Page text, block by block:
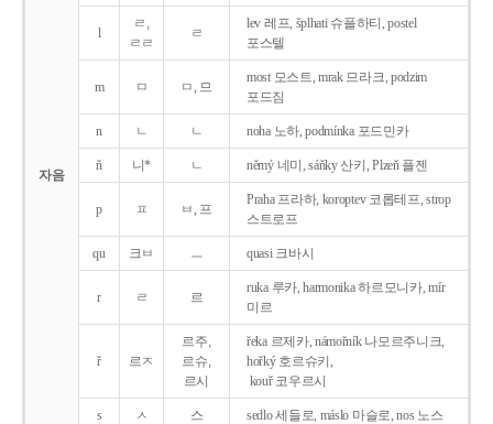
자음
l
ㄹ,
ㄹㄹ
ㄹ
lev 레프, šplhati 슈플하티, postel
포스텔
m ㅁ ㅁ, 므
most 모스트, mrak 므라크, podzim
포드짐
n ㄴ ㄴ noha 노하, podmínka 포드민카
ň 니* ㄴ němý 네미, sáňky 산키, Plzeň 플젠
p ㅍ ㅂ, 프
Praha 프라하, koroptev 코롭테프, strop
스트로프
qu 크ㅂ ㅡ quasi 크바시
r ㄹ 르
ruka 루카, harmonika 하르모니카, mír
미르
ř 르ㅈ
르주,
르슈,
르시
řeka 르제카, námořník 나모르주니크,
hořký 호르슈키,
kouř 코우르시
s ㅅ 스 sedlo 세들로, máslo 마슬로, nos 노스